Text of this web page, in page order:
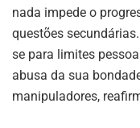
nada impede o
questões
se para limites
abusa da sua
manipuladores,